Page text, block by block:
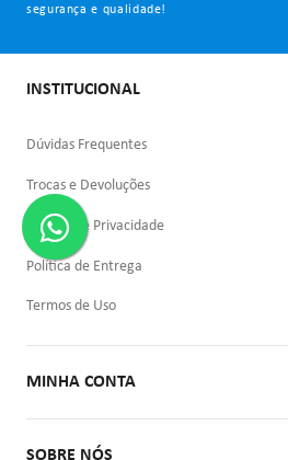
segurança e qualidade!
INSTITUCIONAL
Dúvidas Frequentes
Trocas e Devoluções
Política de Privacidade
Política de Entrega
Termos de Uso
MINHA CONTA
SOBRE NÓS